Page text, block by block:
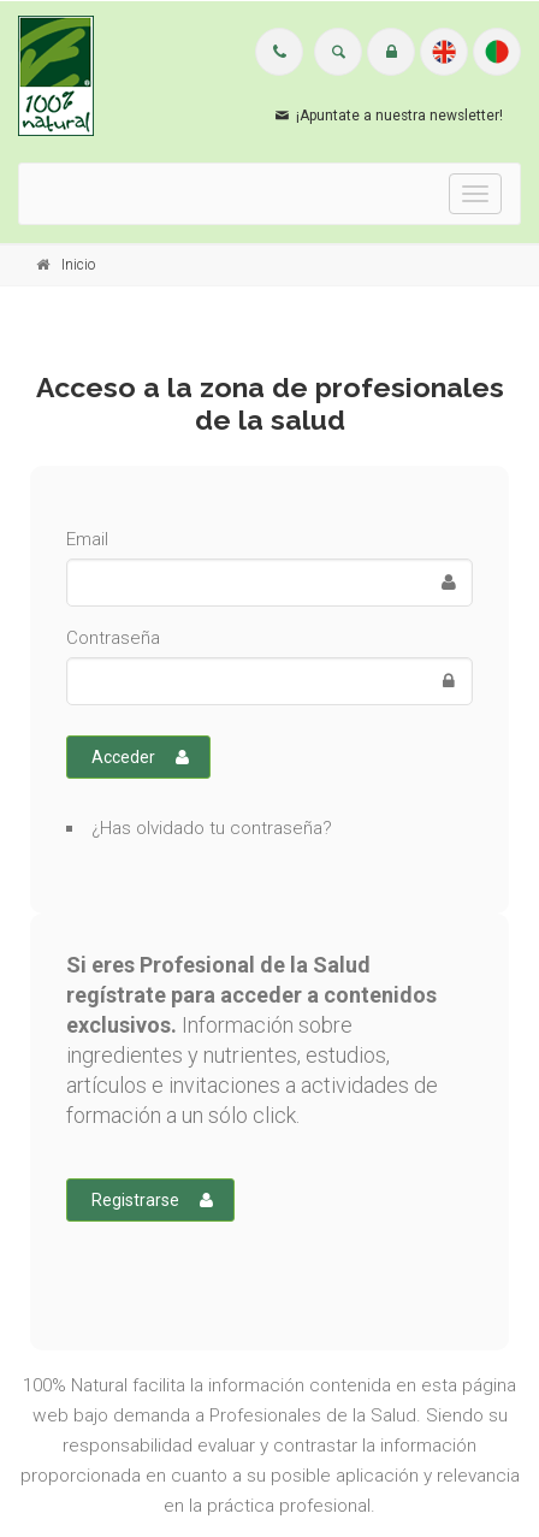
¡Apuntate a nuestra newsletter!
Menu
Inicio
Acceso a la zona de profesionales
de la salud
Email
Contraseña
Acceder
¿Has olvidado tu contraseña?
Si eres Profesional de la Salud
regístrate para acceder a contenidos
exclusivos. Información sobre
ingredientes y nutrientes, estudios,
artículos e invitaciones a actividades de
formación a un sólo click.
Registrarse
100% Natural facilita la información contenida en esta página
web bajo demanda a Profesionales de la Salud. Siendo su
responsabilidad evaluar y contrastar la información
proporcionada en cuanto a su posible aplicación y relevancia
en la práctica profesional.